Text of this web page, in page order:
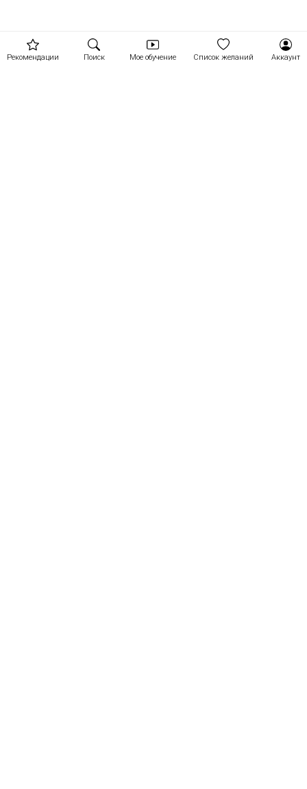
Рекомендации Поиск Мое обучение Список желаний Аккаунт